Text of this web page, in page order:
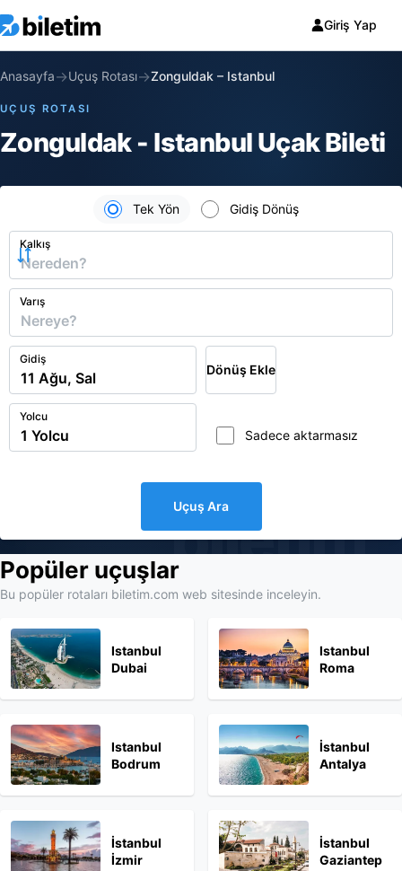
Giriş Yap
biletim
Anasayfa→Uçuş Rotası→Zonguldak – Istanbul
UÇUŞ ROTASI
Zonguldak - Istanbul Uçak Bileti
Tek Yön Gidiş Dönüş
Kalkış
Varış
Gidiş
Dönüş Ekle
Yolcu
Sadece aktarmasız
Uçuş Ara
Popüler uçuşlar
Bu popüler rotaları biletim.com web sitesinde inceleyin.
Istanbul
Dubai
Istanbul
Roma
Istanbul
Bodrum
İstanbul
Antalya
İstanbul
İzmir
İstanbul
Gaziantep